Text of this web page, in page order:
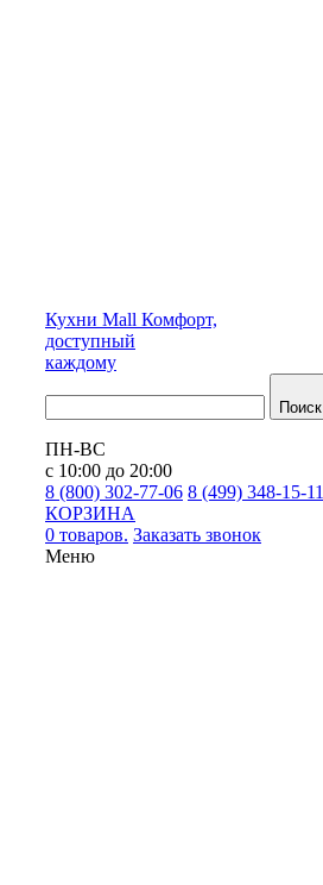
Кухни Mall Комфорт,
доступный
каждому
Поиск
ПН-ВС
с 10:00 до 20:00
8 (800) 302-77-06 8 (499) 348-15-11
КОРЗИНА
0 товаров. Заказать звонок
Меню